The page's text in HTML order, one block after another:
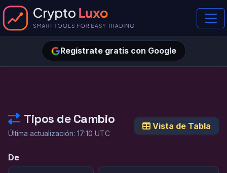
Regístrate gratis con Google
Tipos de Cambio
Última actualización: 17:10 UTC
Vista de Tabla
De